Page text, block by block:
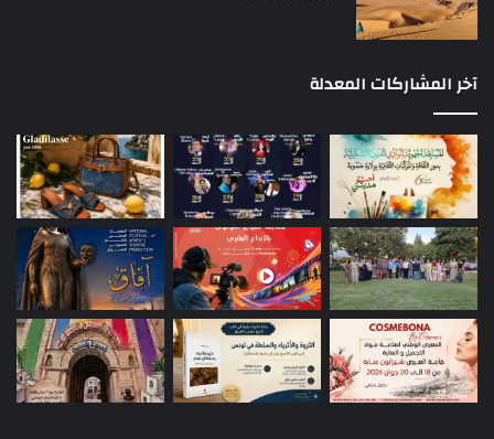
آخر المشاركات المعدلة